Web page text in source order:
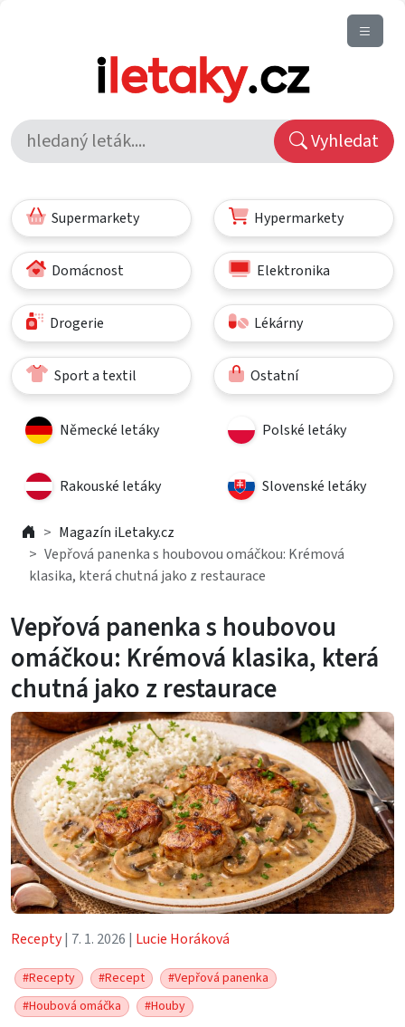
Vyhledat
Supermarkety Hypermarkety
Domácnost Elektronika
Drogerie Lékárny
Sport a textil Ostatní
Německé letáky Polské letáky
Rakouské letáky Slovenské letáky
Magazín iLetaky.cz
Vepřová panenka s houbovou omáčkou: Krémová
klasika, která chutná jako z restaurace
Vepřová panenka s houbovou
omáčkou: Krémová klasika, která
chutná jako z restaurace
Recepty| 7. 1. 2026 | Lucie Horáková
#Recepty #Recept
#Vepřová panenka
#Houbová omáčka
#Houby